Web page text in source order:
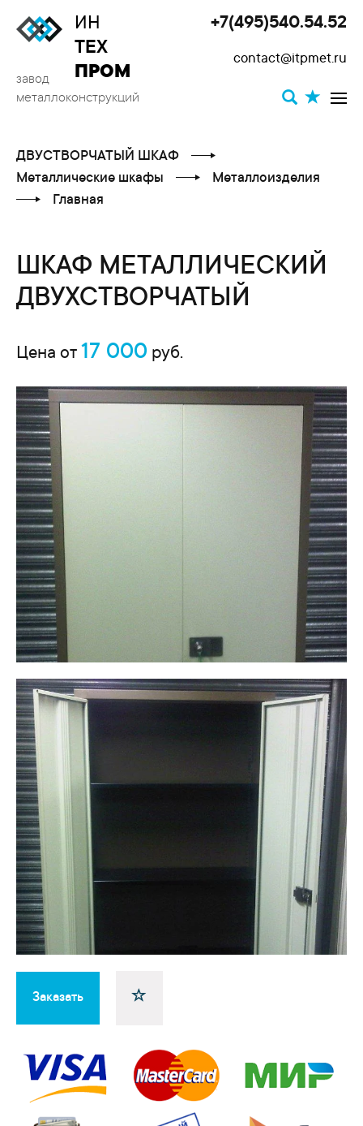
ИН
ТЕХ
ПРОМ
завод
металлоконструкций
+7(495)540.54.52
contact@itpmet.ru
ДВУСТВОРЧАТЫЙ ШКАФ
Металлические шкафы
Металлоизделия
Главная
ШКАФ МЕТАЛЛИЧЕСКИЙ
ДВУХСТВОРЧАТЫЙ
Цена от 17 000 руб.
Заказать